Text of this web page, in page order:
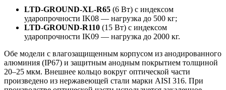
LTD-GROUND-XL-R65 (6 Вт) с индексом
ударопрочности IK08 — нагрузка до 500 кг;
LTD-GROUND-R110 (15 Вт) с индексом
ударопрочности IK09 — нагрузка до 2000 кг.
Обе модели с влагозащищенным корпусом из анодированного
алюминия (IP67) и защитным анодным покрытием толщиной
20–25 мкм. Внешнее кольцо вокруг оптической части
произведено из нержавеющей стали марки AISI 316. При